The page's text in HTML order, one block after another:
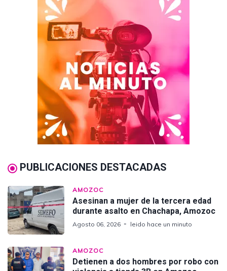
PUBLICACIONES DESTACADAS
AMOZOC
Asesinan a mujer de la tercera edad
durante asalto en Chachapa, Amozoc
Agosto 06, 2026 leido hace un minuto
AMOZOC
Detienen a dos hombres por robo con